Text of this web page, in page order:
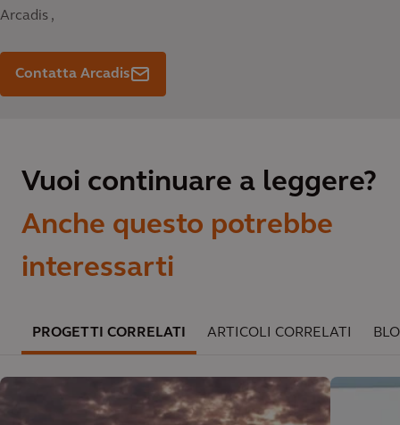
Arcadis ,
Contatta Arcadis
Vuoi continuare a leggere?
Anche questo potrebbe
interessarti
PROGETTI CORRELATI ARTICOLI CORRELATI